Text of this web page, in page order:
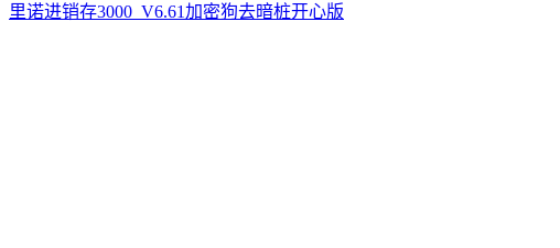
里诺进销存3000_V6.61加密狗去暗桩开心版